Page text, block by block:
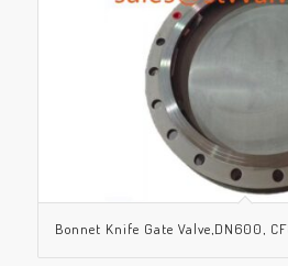
Bonnet Knife Gate Valve,DN600,